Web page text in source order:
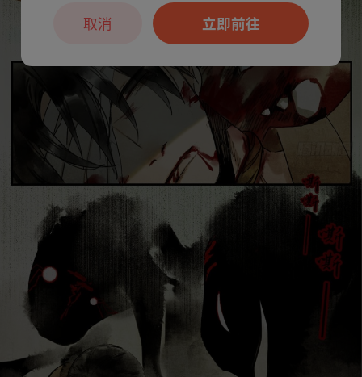
立即前往
取消